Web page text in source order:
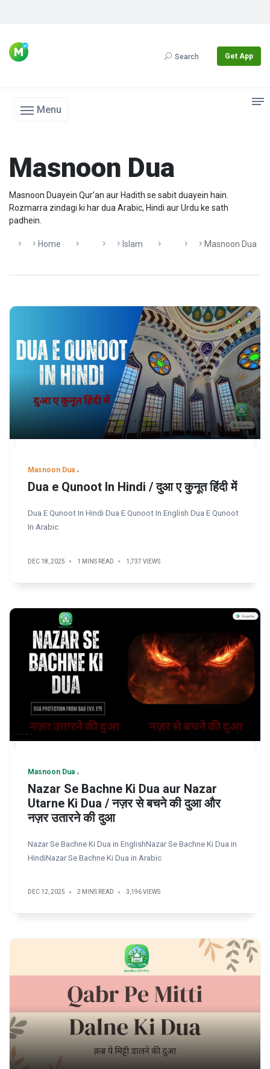
Search Get App
Menu
Masnoon Dua
Masnoon Duayein Qur’an aur Hadith se sabit duayein hain.
Rozmarra zindagi ki har dua Arabic, Hindi aur Urdu ke sath
padhein.
Home Islam Masnoon Dua
Masnoon Dua
Dua e Qunoot In Hindi / दुआ ए कुनूत हिंदी में
Dua E Qunoot In Hindi Dua E Qunoot In English Dua E Qunoot
In Arabic
DEC 18, 2025 1 MINS READ 1,737 VIEWS
Masnoon Dua
Nazar Se Bachne Ki Dua aur Nazar
Utarne Ki Dua / नज़र से बचने की दुआ और
नज़र उतारने की दुआ
Nazar Se Bachne Ki Dua in EnglishNazar Se Bachne Ki Dua in
HindiNazar Se Bachne Ki Dua in Arabic
DEC 12, 2025 2 MINS READ 3,196 VIEWS